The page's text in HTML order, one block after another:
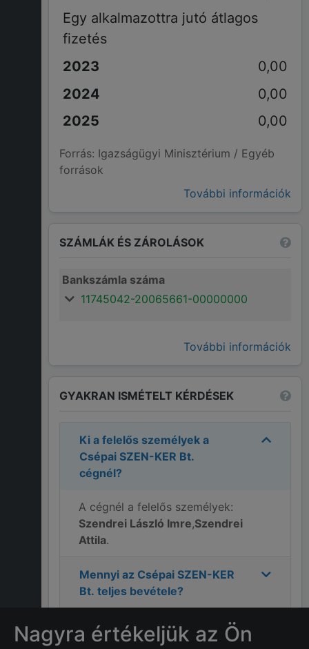
Egy alkalmazottra jutó átlagos
fizetés
0,00
0,00
0,00
Forrás: Igazságügyi Minisztérium / Egyéb
források
További információk
SZÁMLÁK ÉS ZÁROLÁSOK
Bankszámla száma
11745042-20065661-00000000
További információk
GYAKRAN ISMÉTELT KÉRDÉSEK
Ki a felelős személyek a
Csépai SZEN-KER Bt.
cégnél?
A cégnél a felelős személyek:
Szendrei László Imre,Szendrei
Attila.
Mennyi az Csépai SZEN-KER
Bt. teljes bevétele?
Mi Csépai SZEN-KER Bt.
címe?
Nagyra értékeljük az Ön